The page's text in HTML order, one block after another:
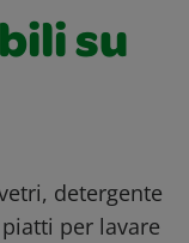
su
detergente
per lavare